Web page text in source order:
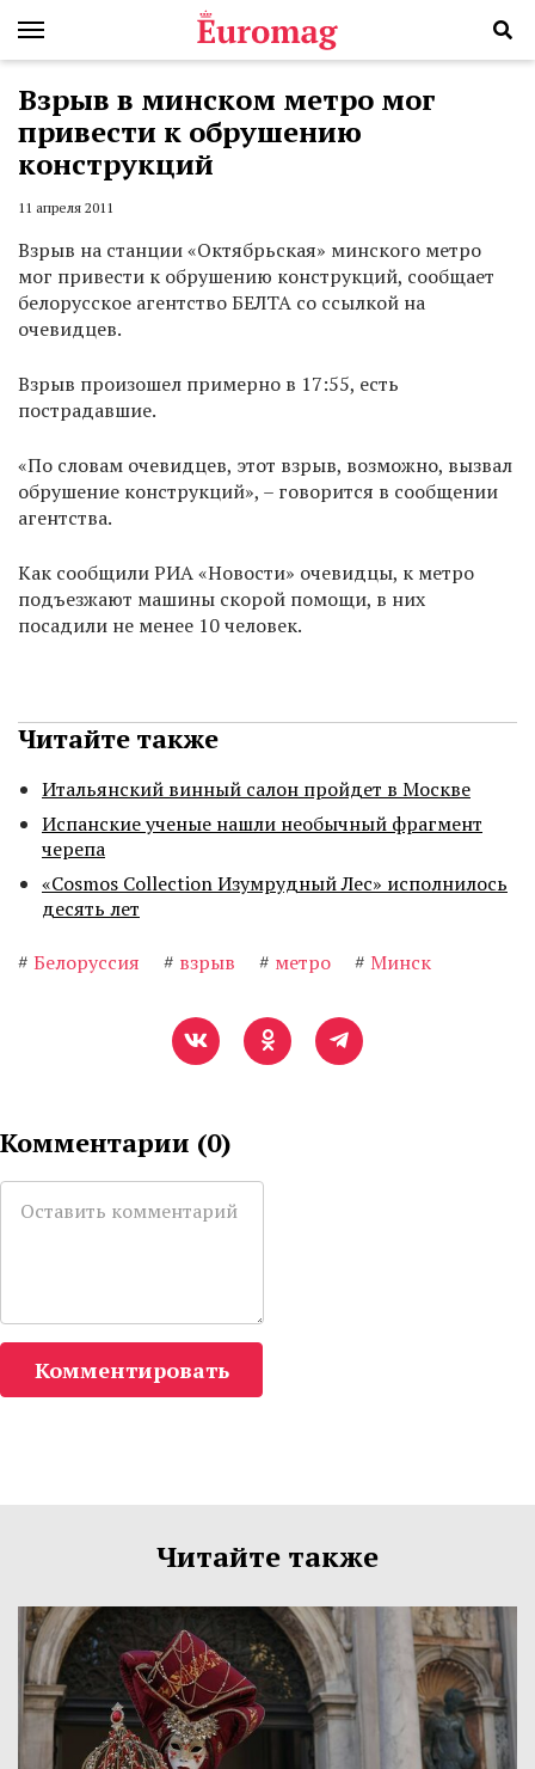
Взрыв в минском метро мог
привести к обрушению
конструкций
11 апреля 2011
Взрыв на станции «Октябрьская» минского метро
мог привести к обрушению конструкций, сообщает
белорусское агентство БЕЛТА со ссылкой на
очевидцев.
Взрыв произошел примерно в 17:55, есть
пострадавшие.
«По словам очевидцев, этот взрыв, возможно, вызвал
обрушение конструкций», – говорится в сообщении
агентства.
Как сообщили РИА «Новости» очевидцы, к метро
подъезжают машины скорой помощи, в них
посадили не менее 10 человек.
Читайте также
Итальянский винный салон пройдет в Москве
Испанские ученые нашли необычный фрагмент
черепа
«Cosmos Collection Изумрудный Лес» исполнилось
десять лет
# Белоруссия # взрыв # метро # Минск
Комментарии (0)
Комментировать
Читайте также